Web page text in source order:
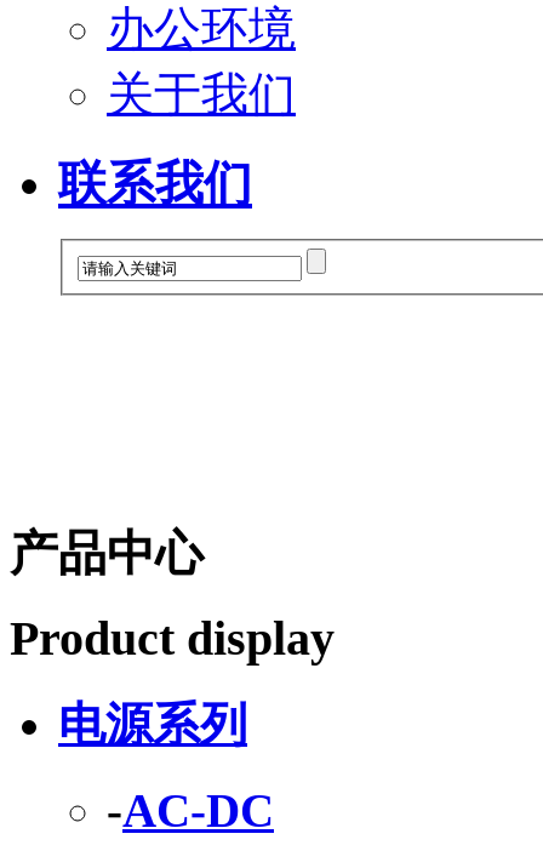
办公环境
关于我们
联系我们
产品中心
Product display
电源系列
-AC-DC